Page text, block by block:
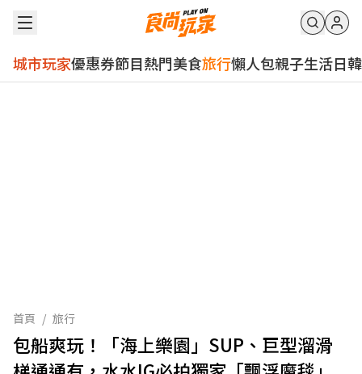
城市玩家優惠券節目熱門美食旅行懶人包親子生活日韓
首頁 / 旅行
包船爽玩！「海上樂園」SUP、巨型溜滑